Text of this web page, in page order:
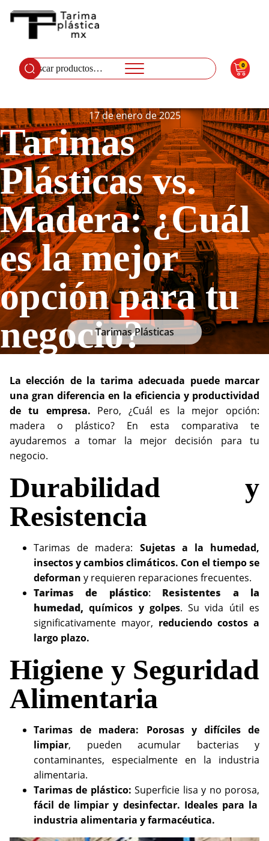
Buscar
por:
0
17 de enero de 2025
Tarimas
Plásticas vs.
Madera: ¿Cuál
es la mejor
opción para tu
negocio?
Tarimas Plásticas
La elección de la tarima adecuada puede marcar
una gran diferencia en la eficiencia y productividad
de tu empresa. Pero, ¿Cuál es la mejor opción:
madera o plástico? En esta comparativa te
ayudaremos a tomar la mejor decisión para tu
negocio.
Durabilidad y
Resistencia
Tarimas de madera: Sujetas a la humedad,
insectos y cambios climáticos. Con el tiempo se
deforman y requieren reparaciones frecuentes.
Tarimas de plástico: Resistentes a la
humedad,químicos y golpes. Su vida útil es
significativamente mayor, reduciendo costos a
largo plazo.
Higiene y Seguridad
Alimentaria
Tarimas de madera: Porosas y difíciles de
limpiar, pueden acumular bacterias y
contaminantes, especialmente en la industria
alimentaria.
Tarimas de plástico: Superficie lisa y no porosa,
fácil de limpiar y desinfectar. Ideales para la
industria alimentaria y farmacéutica.